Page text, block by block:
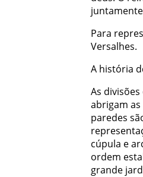
juntamente
Para
Versalhes.
A história
As divisões
abrigam as
paredes
cúpula e
ordem
grande